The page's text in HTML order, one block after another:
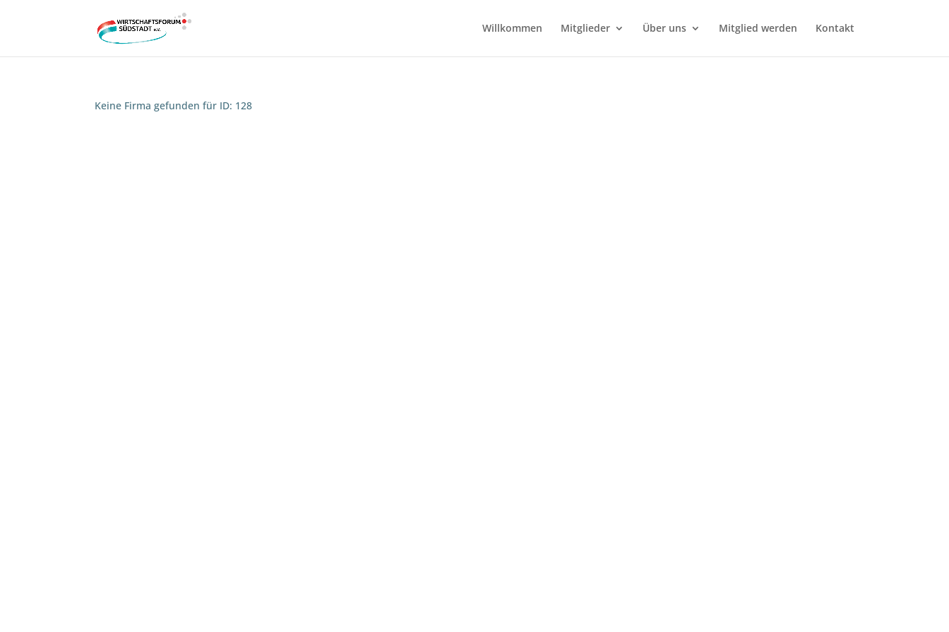
Willkommen Mitglieder Über uns Mitglied werden Kontakt
Keine Firma gefunden für ID: 128